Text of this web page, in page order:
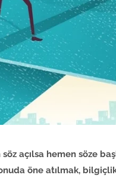
açılsa hemen söze
öne atılmak,